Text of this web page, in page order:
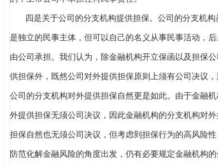
四是关于公司的分支机构提供担保。公司的分支机构
是独立的民事主体，但可以自己的名义从事民事活动，
由公司承担。我们认为，除金融机构开立保函以及担保
供担保外，既然公司对外提供担保原则上须有公司决议
公司的分支机构对外提供担保自然更是如此。由于金融
外提供担保无须公司决议，因此金融机构的分支机构对
担保自然也无须公司决议，但考虑到担保行为的高风险
防范化解金融风险的角度出发，仍有必要规定金融机构